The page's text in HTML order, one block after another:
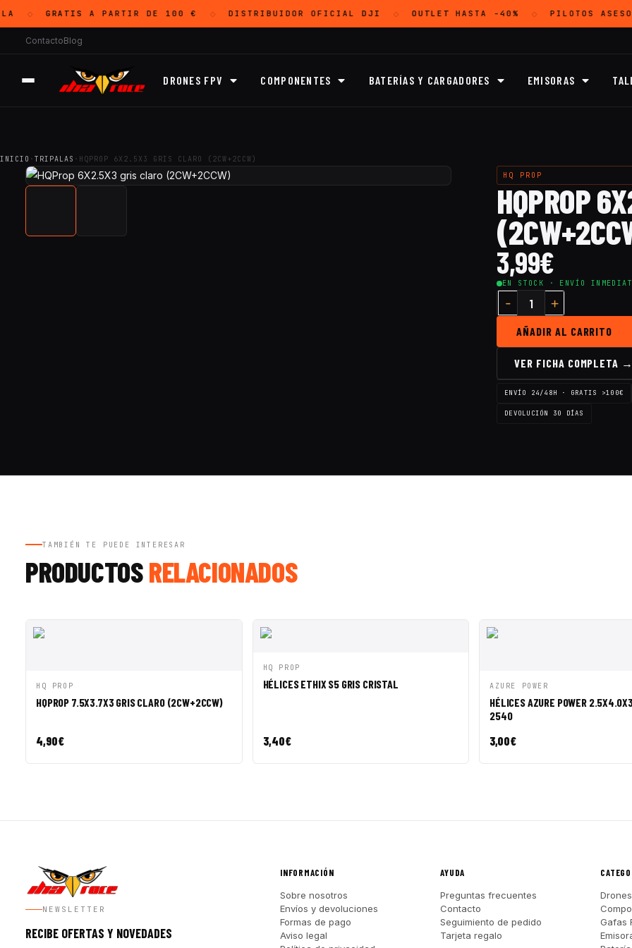
GRATIS A PARTIR DE 100 € DISTRIBUIDOR OFICIAL DJI OUTLET HASTA -40% PILOTOS
ContactoBlog
DRONES FPV COMPONENTES BATERÍAS Y CARGADORES EMISORAS
INICIO · TRIPALAS · HQPROP 6X2.5X3 GRIS CLARO (2CW+2CCW)
HQ PROP
HQPROP
3,99€
EN STOCK · ENVÍO
AÑADIR AL CARRITO
VER FICHA COMPLETA →
ENVÍO 24/48H · GRATIS >100€
DEVOLUCIÓN 30 DÍAS
TAMBIÉN TE PUEDE INTERESAR
PRODUCTOSRELACIONADOS
VISTA RÁPIDA
HQ PROP
HQPROP 7.5X3.7X3 GRIS CLARO (2CW+2CCW)
4,90€
VISTA RÁPIDA
HQ PROP
HÉLICES ETHIX S5 GRIS CRISTAL
3,40€
VISTA RÁPIDA
AZURE POWER
HÉLICES AZURE POWER
2540
3,00€
NEWSLETTER
RECIBE OFERTAS Y NOVEDADES
INFORMACIÓN
Sobre nosotros
Envíos y devoluciones
Formas de pago
Aviso legal
AYUDA
Preguntas frecuentes
Contacto
Seguimiento de pedido
Tarjeta regalo
Gafas